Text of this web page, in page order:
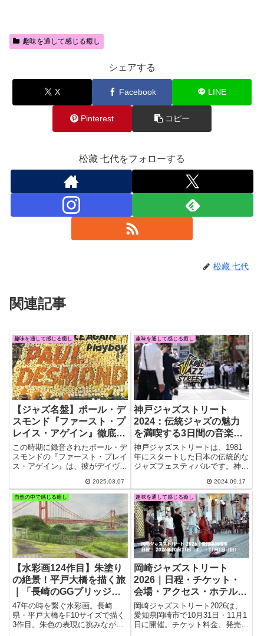
趣味を通して感じる癒し
シェアする
X Facebook LINE
Pinterest コピー
松藏 七代をフォローする
松藏 七代
関連記事
趣味を通して感じる癒し
【ジャズ名盤】ポール・デ
スモンド『ファースト・プ
レイス・アゲイン』徹底解
説｜ジム・ホールとの珠玉
の共演＆美しいアルト・サ
ックスの世界
この時期に録音されたポール・デ
スモンドの『ファースト・プレイ
ス・アゲイン』は、彼がデイヴ・
として大成功を収めた直後に制作
された作品であり、彼のリーダー
作としての魅力が凝縮された一枚
となっています。
2025.03.07
趣味を通して感じる癒し
神戸ジャズストリート
2024：伝統ジャズの魅力
を満喫する3日間の音楽フ
ェスティバル
神戸ジャズストリートは、1981
年にスタートした日本の伝統的な
ジャズフェスティバルです。神戸
大限に引き出すアンサンブル演奏
が中心で、世界中からジャズ愛好
家が訪れます。
2024.09.17
自然の中で感じる癒し
【水彩画124作目】朱塗り
の絶景！平戸大橋を描く旅
｜「長崎のGGブリッジ」
の歴史と1977年開通前の
貴重なフェリー写真を巡る
47年の時を繋ぐ水彩画。長崎
県・平戸大橋をF10サイズで描く
3作目。朱色の表現に挑みなが
趣味を通して感じる癒し
岡崎ジャズストリート
2026｜日程・チケット・
会場・アクセス・ホテル情
報
岡崎ジャズストリート2026は、
愛知県岡崎市で10月31日・11月1
日に開催。チケット料金、発売